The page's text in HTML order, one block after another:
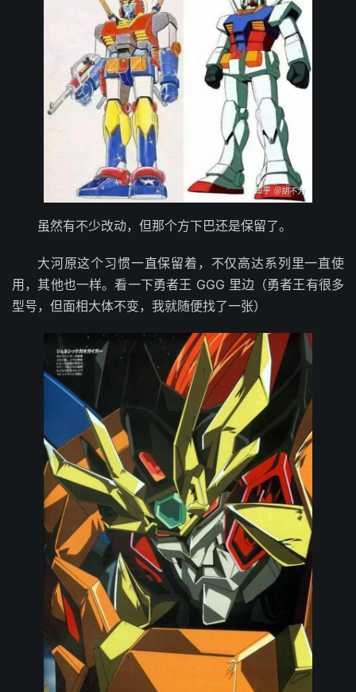
虽然有不少改动，但那个方下巴还是保留了。
大河原这个习惯一直保留着，不仅高达系列里一直使
用，其他也一样。看一下勇者王 GGG 里边（勇者王有很多
型号，但面相大体不变，我就随便找了一张）